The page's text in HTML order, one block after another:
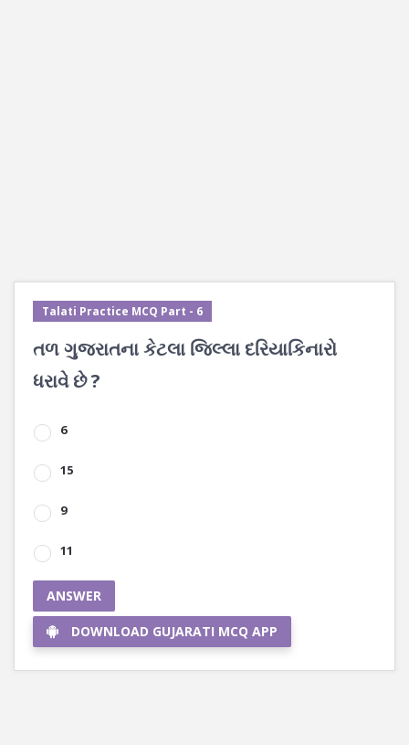
Talati Practice MCQ Part - 6
તળ ગુજરાતના કેટલા જિલ્લા દરિયાકિનારો
ધરાવે છે ?
6
15
9
11
ANSWER
DOWNLOAD GUJARATI MCQ APP